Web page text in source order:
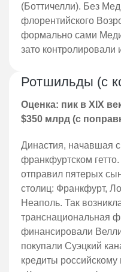
(Боттичелли). Без
флорентийского
формально сами
зато контролировали
Ротшильды (с
Оценка: пик в XIX
$350 млрд (с
Династия, начавшая
франкфуртском
отправил пятерых
столиц: Франкфурт,
Неаполь. Так
транснациональная
финансировали
покупали Суэцкий
кредиты